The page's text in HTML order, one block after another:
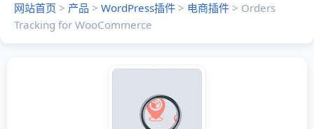
网站首页 > 产品 > WordPress插件 > 电商插件 > Orders
Tracking for WooCommerce